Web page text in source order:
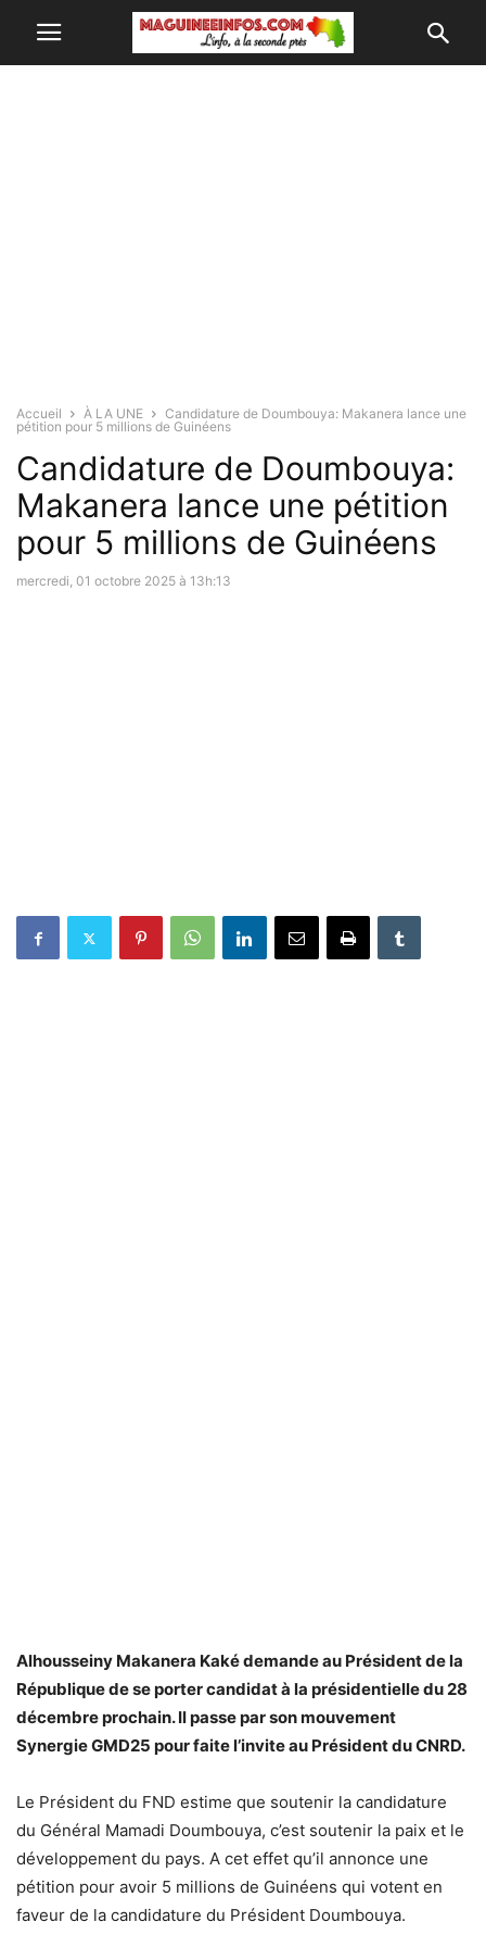
Accueil À LA UNE
Candidature de Doumbouya: Makanera lance une
pétition pour 5 millions de Guinéens
Candidature de Doumbouya:
Makanera lance une pétition
pour 5 millions de Guinéens
mercredi, 01 octobre 2025 à 13h:13
Alhousseiny Makanera Kaké demande au Président de la
République de se porter candidat à la présidentielle du 28
décembre prochain. Il passe par son mouvement
Synergie GMD25 pour faite l’invite au Président du CNRD.
Le Président du FND estime que soutenir la candidature
du Général Mamadi Doumbouya, c’est soutenir la paix et le
développement du pays. A cet effet qu’il annonce une
pétition pour avoir 5 millions de Guinéens qui votent en
faveur de la candidature du Président Doumbouya.